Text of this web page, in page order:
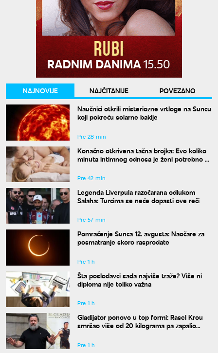
NAJNOVIJE NAJČITANIJE
POVEZANO
Naučnici otkrili misteriozne vrtloge na Suncu
koji pokreću solarne baklje
Pre 28 min
Konačno otkrivena tačna brojka: Evo koliko
minuta intimnog odnosa je ženi potrebno da
Pre 42 min
Legenda Liverpula razočarana odlukom
Salaha: Turcima se neće dopasti ove reči
Pre 57 min
Pomračenje Sunca 12. avgusta: Naočare za
posmatranje skoro rasprodate
Pre 1 h
Šta poslodavci sada najviše traže? Više ni
diploma nije toliko važna
Pre 1 h
Gladijator ponovo u top formi: Rasel Krou
smršao više od 20 kilograma pa zapalio
Pre 1 h